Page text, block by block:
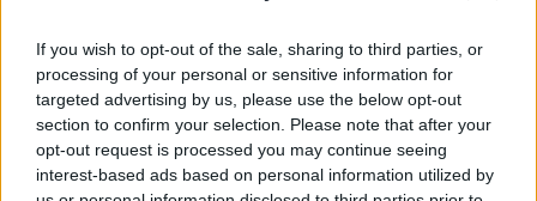
If you wish to opt-out of the sale, sharing to third parties, or
processing of your personal or sensitive information for
targeted advertising by us, please use the below opt-out
section to confirm your selection. Please note that after your
opt-out request is processed you may continue seeing
interest-based ads based on personal information utilized by
aihealueestaViihdeuutiset-osioistamme.
Ilmoita virheestä·Tietoa meistä· Toimitusperiaatteet